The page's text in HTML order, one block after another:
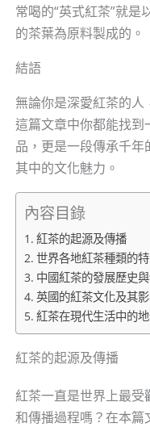
常喝的“英式紅茶”就
的茶葉為原料製成的。
結語
無論你是深愛紅茶的
這篇文章中你都能找
品，更是一段傳承千
其中的文化魅力。
內容目錄
紅茶的起源及傳播
世界各地紅茶種類的
中國紅茶的發展歷史
英國的紅茶文化及其
紅茶在現代生活中的
紅茶的起源及傳播
紅茶一直是世界上最
和傳播過程嗎？在本